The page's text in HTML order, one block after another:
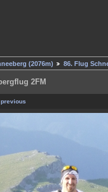
(2076m) 86. Flug
2FM
previous